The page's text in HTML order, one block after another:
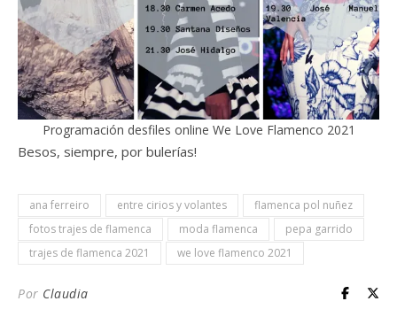
Programación desfiles online We Love Flamenco 2021
Besos, siempre, por bulerías!
ana ferreiro entre cirios y volantes
flamenca pol nuñez
fotos trajes de flamenca
moda flamenca
pepa garrido
trajes de flamenca 2021
we love flamenco 2021
Por Claudia